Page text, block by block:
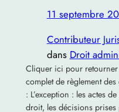
11 septembre
Contributeur
dans Droit
Cliquer ici pour
complet de règlement
: L’exception : les actes
droit, les décisions